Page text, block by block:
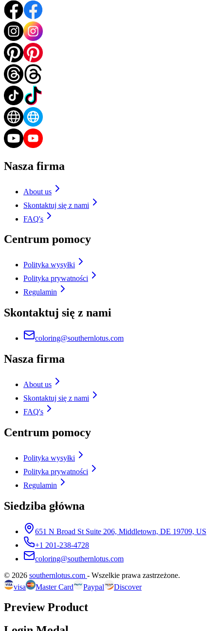
Nasza firma
About us
Skontaktuj się z nami
FAQ's
Centrum pomocy
Polityka wysyłki
Polityka prywatności
Regulamin
Skontaktuj się z nami
coloring@southernlotus.com
Nasza firma
About us
Skontaktuj się z nami
FAQ's
Centrum pomocy
Polityka wysyłki
Polityka prywatności
Regulamin
Siedziba główna
651 N Broad St Suite 206, Middletown, DE 19709, US
+1 201-238-4728
coloring@southernlotus.com
© 2026 southernlotus.com - Wszelkie prawa zastrzeżone.
visa
Master Card Paypal Discover
Preview Product